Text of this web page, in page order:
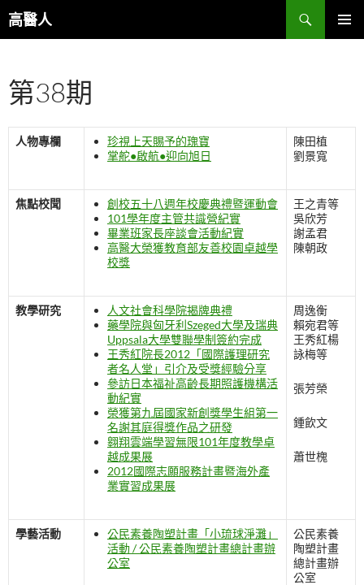
至
內
容
高醫人
搜
尋
第38期
人物專欄
珍視上天賜予的瑰寶
掌舵●啟航●迎向旭日
陳田植
劉景寬
焦點校聞
創校五十八週年校慶典禮暨運動會
101學年度主管共識營紀實
畢業班家長座談會活動紀實
高醫大榮獲教育部友善校園卓越學
校獎
王之青等
吳欣芳
謝孟君
陳朝政
教學研究
人文社會科學院揭牌典禮
藥學院與匈牙利Szeged大學及瑞典
Uppsala大學雙聯學制簽約完成
王秀紅院長2012「國際護理研究
者名人堂」引介及受獎經驗分享
參訪日本福祉高齡長期照護機構活
動紀實
榮獲第九屆國家新創獎學生組第一
名謝其庭得獎作品之研發
翱翔雲端學習無限101年度教學卓
越成果展
2012國際志願服務計畫暨海外產
業實習成果展
周逸衡
賴宛君等
王秀紅楊
詠梅等
張芳榮
鍾飲文
蕭世槐
學藝活動
公民素養陶塑計畫「小琉球淨灘」
活動 / 公民素養陶塑計畫總計畫辦
公室
公民素養
陶塑計畫
總計畫辦
公室